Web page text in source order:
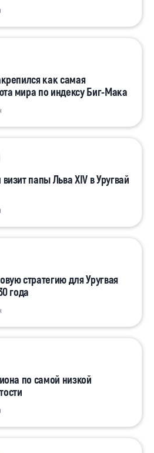
как самая
мира по индексу Биг-Мака
папы Льва XIV в Уругвай
стратегию для Уругвая
года
по самой низкой